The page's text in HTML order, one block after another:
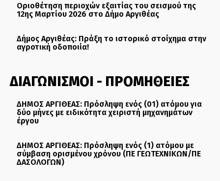
Οριοθέτηση περιοχών εξαιτίας του σεισμού της
12ης Μαρτίου 2026 στο Δήμο Αργιθέας
Δήμος Αργιθέας: Πράξη το ιστορικό στοίχημα στην
αγροτική οδοποιία!
ΔΙΑΓΩΝΙΣΜΟΙ - ΠΡΟΜΗΘΕΙΕΣ
ΔΗΜΟΣ ΑΡΓΙΘΕΑΣ: Πρόσληψη ενός (01) ατόμου για
δύο μήνες με ειδικότητα χειριστή μηχανημάτων
έργου
ΔΗΜΟΣ ΑΡΓΙΘΕΑΣ: Πρόσληψη ενός (1) ατόμου με
σύμβαση ορισμένου χρόνου (ΠΕ ΓΕΩΤΕΧΝΙΚΩΝ/ΠΕ
ΔΑΣΟΛΟΓΩΝ)